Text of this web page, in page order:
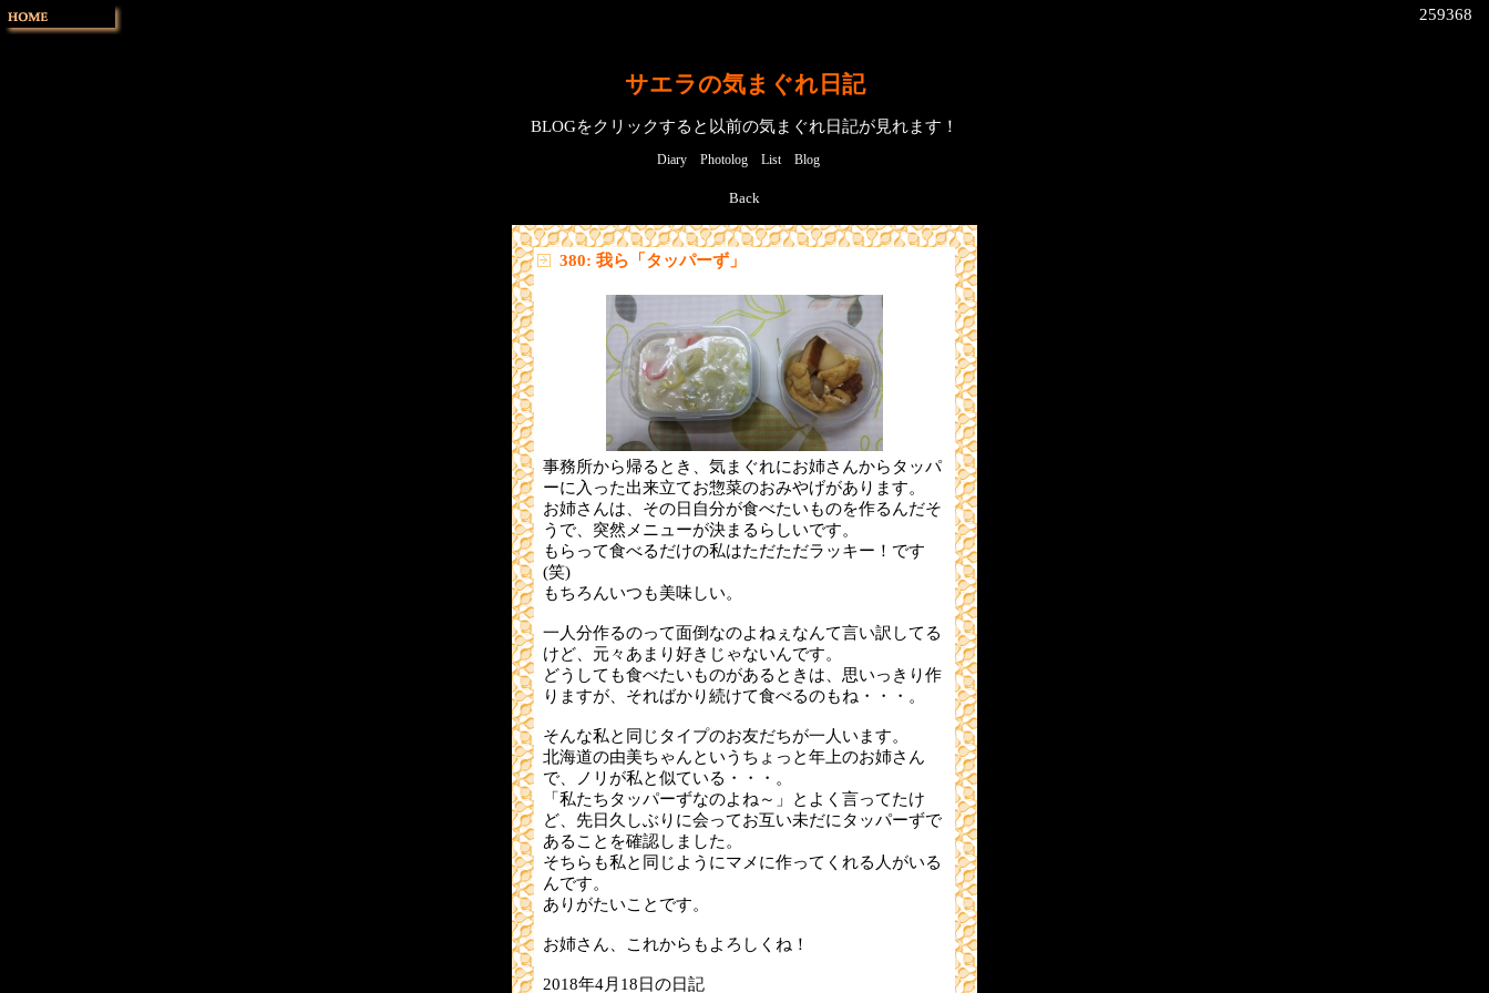
259368
サエラの気まぐれ日記
BLOGをクリックすると以前の気まぐれ日記が見れます！
Diary Photolog List Blog
Back
380: 我ら「タッパーず」
事務所から帰るとき、気まぐれにお姉さんからタッパ
ーに入った出来立てお惣菜のおみやげがあります。
お姉さんは、その日自分が食べたいものを作るんだそ
うで、突然メニューが決まるらしいです。
もらって食べるだけの私はただただラッキー！です
(笑)
もちろんいつも美味しい。
一人分作るのって面倒なのよねぇなんて言い訳してる
けど、元々あまり好きじゃないんです。
どうしても食べたいものがあるときは、思いっきり作
りますが、そればかり続けて食べるのもね・・・。
そんな私と同じタイプのお友だちが一人います。
北海道の由美ちゃんというちょっと年上のお姉さん
で、ノリが私と似ている・・・。
「私たちタッパーずなのよね～」とよく言ってたけ
ど、先日久しぶりに会ってお互い未だにタッパーずで
あることを確認しました。
そちらも私と同じようにマメに作ってくれる人がいる
んです。
ありがたいことです。
お姉さん、これからもよろしくね！
2018年4月18日の日記